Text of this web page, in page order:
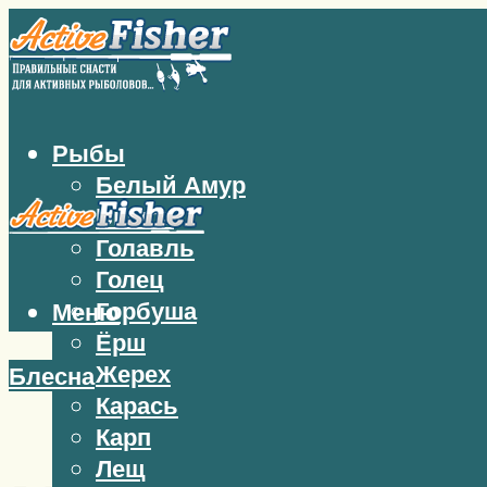
Рыбы
Белый Амур
Бычок
Голавль
Голец
Горбуша
Ёрш
Жерех
Карась
Карп
Лещ
Меню
Блесна